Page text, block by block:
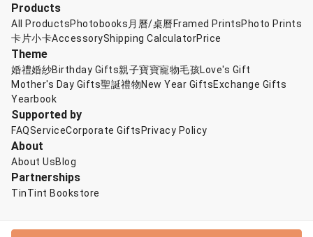
Products
All ProductsPhotobooks 月曆/桌曆 Framed PrintsPhoto Prints
卡片小卡AccessoryShipping CalculatorPrice
Theme
婚禮婚紗Birthday Gifts親子寶寶寵物毛孩Love's Gift
Mother's Day Gifts聖誕禮物New Year GiftsExchange Gifts
Yearbook
Supported by
FAQServiceCorporate Gifts Privacy Policy
About
About UsBlog
Partnerships
TinTint Bookstore